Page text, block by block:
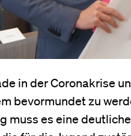
in der Coronakrise
bevormundet zu
muss es eine